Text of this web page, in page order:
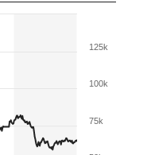
75k
100k
125k